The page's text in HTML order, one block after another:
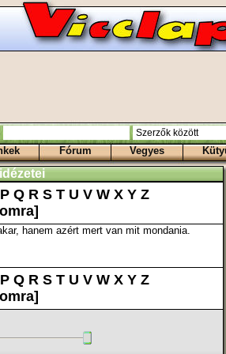
Fórum Vegyes
P Q R S T U V W X Y Z
hanem azért mert van mit mondania.
P Q R S T U V W X Y Z